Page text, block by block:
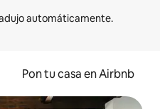
Pon tu casa en Airbnb